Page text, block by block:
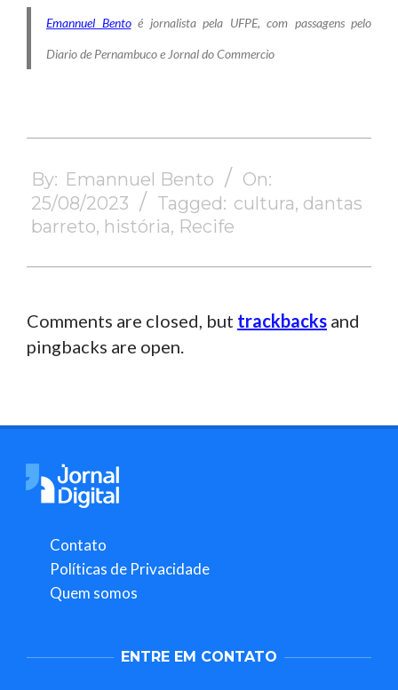
Emannuel Bentoé jornalista pela UFPE, com passagens pelo
Diario de Pernambuco e Jornal do Commercio
08-
25
By: Emannuel Bento
On:
25/08/2023
Tagged: cultura, dantas
barreto, história, Recife
Comments are closed, but trackbacks and
pingbacks are open.
Contato
Políticas de Privacidade
Quem somos
ENTRE EM CONTATO